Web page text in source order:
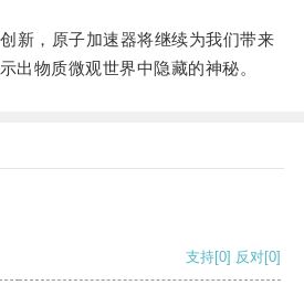
，原子加速器将继续为我们带来
出物质微观世界中隐藏的神秘。
支持[0] 反对[0]